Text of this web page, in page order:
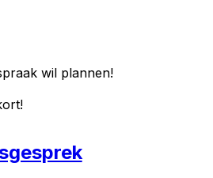
wil plannen!